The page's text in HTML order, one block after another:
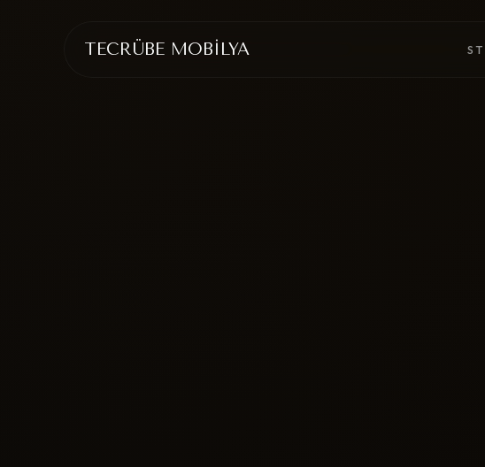
TECRÜBE MOBİLYA